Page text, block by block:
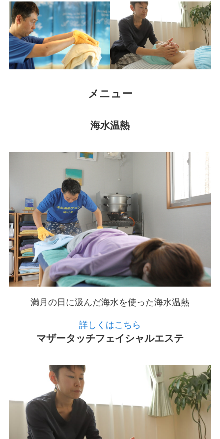
メニュー
海水温熱
満月の日に汲んだ海水を使った海水温熱
詳しくはこちら
マザータッチフェイシャルエステ